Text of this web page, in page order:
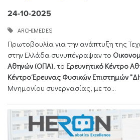
24-10-2025
ARCHIMEDES
Πρωτοβουλία για την ανάπτυξη της
στην Ελλάδα συνυπέγραψαν το
Αθηνών (ΟΠΑ), το Ερευνητικό Κέντρο
Κέντρο Έρευνας Φυσικών Επιστημών
Μνημονίου συνεργασίας, με το...